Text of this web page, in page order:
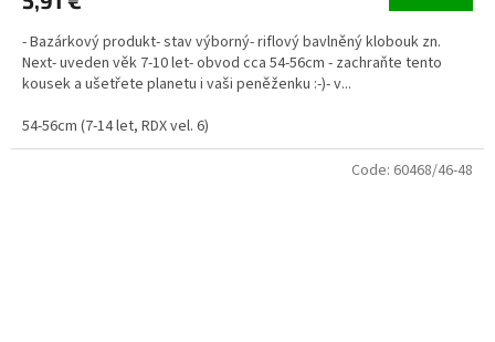
- Bazárkový produkt- stav výborný- riflový bavlněný klobouk zn.
Next- uveden věk 7-10 let- obvod cca 54-56cm - zachraňte tento
kousek a ušetřete planetu i vaši peněženku :-)- v...
54-56cm (7-14 let, RDX vel. 6)
Code: 60468/46-48